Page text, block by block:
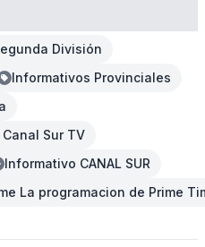
División
Informativos Provinciales
Sur TV
Informativo CANAL SUR
La programacion de Prime